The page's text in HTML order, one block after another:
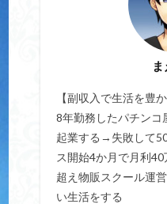
【副収入で生活を豊
8年勤務したパチン
起業する→失敗して
ス開始4か月で月利
超え物販スクール運
い生活をする